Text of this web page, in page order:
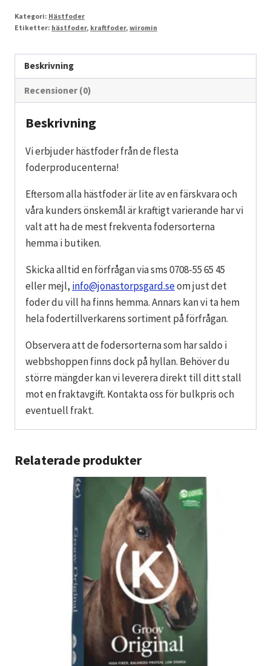
Kategori: Hästfoder
Etiketter: hästfoder, kraftfoder, wiromin
Beskrivning
Recensioner (0)
Beskrivning
Vi erbjuder hästfoder från de flesta
foderproducenterna!
Eftersom alla hästfoder är lite av en färskvara och
våra kunders önskemål är kraftigt varierande har vi
valt att ha de mest frekventa fodersorterna
hemma i butiken.
Skicka alltid en förfrågan via sms 0708-55 65 45
eller mejl, info@jonastorpsgard.seom just det
foder du vill ha finns hemma. Annars kan vi ta hem
hela fodertillverkarens sortiment på förfrågan.
Observera att de fodersorterna som har saldo i
webbshoppen finns dock på hyllan. Behöver du
större mängder kan vi leverera direkt till ditt stall
mot en fraktavgift. Kontakta oss för bulkpris och
eventuell frakt.
Relaterade produkter